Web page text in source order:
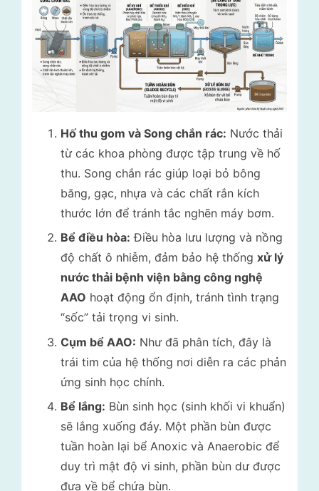
Hố thu gom và Song chắn rác: Nước thải
từ các khoa phòng được tập trung về hố
thu. Song chắn rác giúp loại bỏ bông
băng, gạc, nhựa và các chất rắn kích
thước lớn để tránh tắc nghẽn máy bơm.
Bể điều hòa: Điều hòa lưu lượng và nồng
độ chất ô nhiễm, đảm bảo hệ thống xử lý
nước thải bệnh viện bằng công nghệ
AAO hoạt động ổn định, tránh tình trạng
“sốc” tải trọng vi sinh.
Cụm bể AAO: Như đã phân tích, đây là
trái tim của hệ thống nơi diễn ra các phản
ứng sinh học chính.
Bể lắng: Bùn sinh học (sinh khối vi khuẩn)
sẽ lắng xuống đáy. Một phần bùn được
tuần hoàn lại bể Anoxic và Anaerobic để
duy trì mật độ vi sinh, phần bùn dư được
đưa về bể chứa bùn.